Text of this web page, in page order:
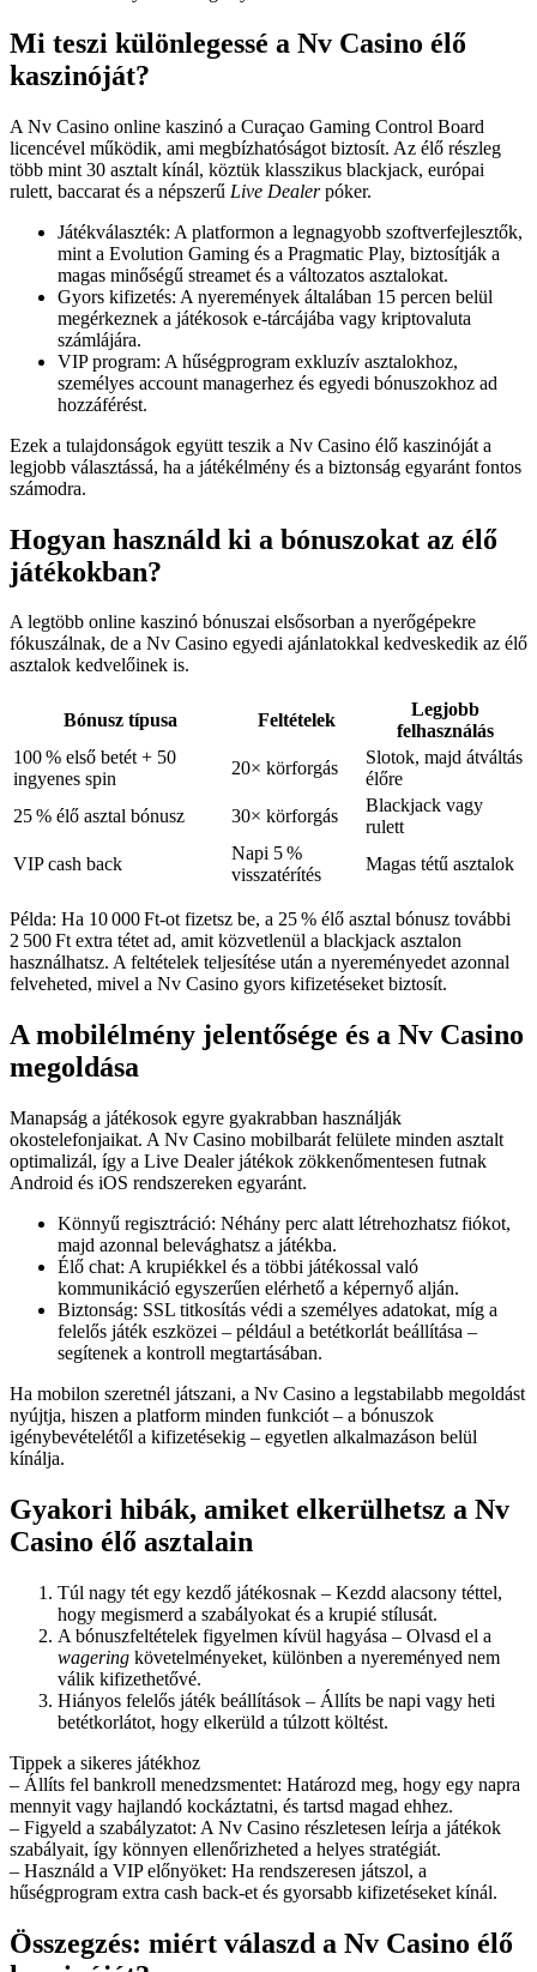
Mi teszi különlegessé a Nv Casino élő
kaszinóját?
A Nv Casino online kaszinó a Curaçao Gaming Control Board
licencével működik, ami megbízhatóságot biztosít. Az élő részleg
több mint 30 asztalt kínál, köztük klasszikus blackjack, európai
rulett, baccarat és a népszerű Live Dealerpóker.
Játékválaszték: A platformon a legnagyobb szoftverfejlesztők,
mint a Evolution Gaming és a Pragmatic Play, biztosítják a
magas minőségű streamet és a változatos asztalokat.
Gyors kifizetés: A nyeremények általában 15 percen belül
megérkeznek a játékosok e‑tárcájába vagy kriptovaluta
számlájára.
VIP program: A hűségprogram exkluzív asztalokhoz,
személyes account managerhez és egyedi bónuszokhoz ad
hozzáférést.
Ezek a tulajdonságok együtt teszik a Nv Casino élő kaszinóját a
legjobb választássá, ha a játékélmény és a biztonság egyaránt fontos
számodra.
Hogyan használd ki a bónuszokat az élő
játékokban?
A legtöbb online kaszinó bónuszai elsősorban a nyerőgépekre
fókuszálnak, de a Nv Casino egyedi ajánlatokkal kedveskedik az élő
asztalok kedvelőinek is.
Bónusz típusa Feltételek
Legjobb
felhasználás
100 % első betét + 50
ingyenes spin
20× körforgás
Slotok, majd átváltás
élőre
25 % élő asztal bónusz
30× körforgás
Blackjack vagy
rulett
VIP cash back
Napi 5 %
visszatérítés
Magas tétű asztalok
Példa: Ha 10 000 Ft-ot fizetsz be, a 25 % élő asztal bónusz további
2 500 Ft extra tétet ad, amit közvetlenül a blackjack asztalon
használhatsz. A feltételek teljesítése után a nyereményedet azonnal
felveheted, mivel a Nv Casino gyors kifizetéseket biztosít.
A mobilélmény jelentősége és a Nv Casino
megoldása
Manapság a játékosok egyre gyakrabban használják
okostelefonjaikat. A Nv Casino mobilbarát felülete minden asztalt
optimalizál, így a Live Dealer játékok zökkenőmentesen futnak
Android és iOS rendszereken egyaránt.
Könnyű regisztráció: Néhány perc alatt létrehozhatsz fiókot,
majd azonnal belevághatsz a játékba.
Élő chat: A krupiékkel és a többi játékossal való
kommunikáció egyszerűen elérhető a képernyő alján.
Biztonság: SSL titkosítás védi a személyes adatokat, míg a
felelős játék eszközei – például a betétkorlát beállítása –
segítenek a kontroll megtartásában.
Ha mobilon szeretnél játszani, a Nv Casino a legstabilabb megoldást
nyújtja, hiszen a platform minden funkciót – a bónuszok
igénybevételétől a kifizetésekig – egyetlen alkalmazáson belül
kínálja.
Gyakori hibák, amiket elkerülhetsz a Nv
Casino élő asztalain
Túl nagy tét egy kezdő játékosnak – Kezdd alacsony téttel,
hogy megismerd a szabályokat és a krupié stílusát.
A bónuszfeltételek figyelmen kívül hagyása – Olvasd el a
wagering követelményeket, különben a nyereményed nem
válik kifizethetővé.
Hiányos felelős játék beállítások – Állíts be napi vagy heti
betétkorlátot, hogy elkerüld a túlzott költést.
Tippek a sikeres játékhoz
– Állíts fel bankroll menedzsmentet: Határozd meg, hogy egy napra
mennyit vagy hajlandó kockáztatni, és tartsd magad ehhez.
– Figyeld a szabályzatot: A Nv Casino részletesen leírja a játékok
szabályait, így könnyen ellenőrizheted a helyes stratégiát.
– Használd a VIP előnyöket: Ha rendszeresen játszol, a
hűségprogram extra cash back-et és gyorsabb kifizetéseket kínál.
Összegzés: miért válaszd a Nv Casino élő